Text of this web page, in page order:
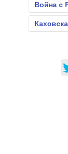
Война с